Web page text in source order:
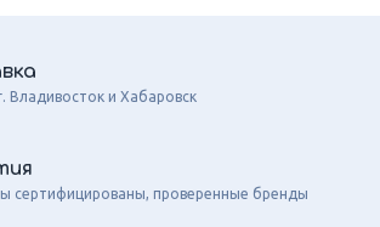
Владивосток и Хабаровск
сертифицированы, проверенные бренды